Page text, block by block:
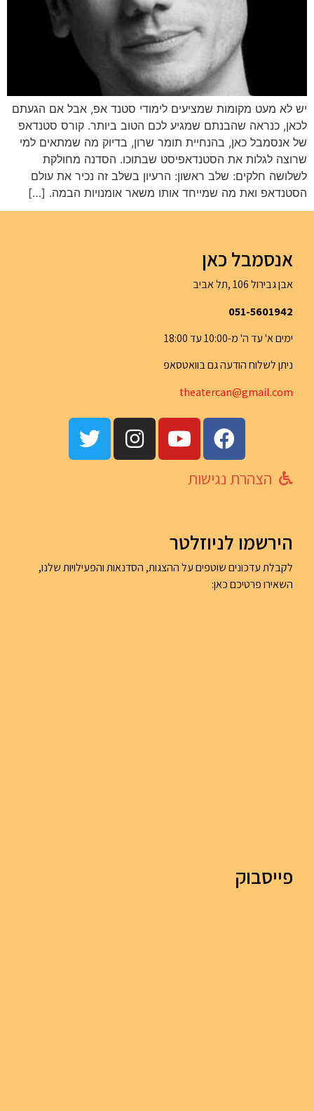
יש לא מעט מקומות שמציעים לימודי סטנד אפ, אבל אם הגעתם
לכאן, כנראה שהבנתם שמגיע לכם הטוב ביותר. קורס סטנדאפ
של אנסמבל כאן, בהנחיית תומר שרון, בדיוק מה שמתאים למי
שרוצה לגלות את הסטנדאפיסט שבתוכו. הסדנה מחולקת
לשלושה חלקים: שלב ראשון: הרעיון בשלב זה נכיר את עולם
הסטנדאפ ואת מה שמייחד אותו משאר אומנויות הבמה. […]
אנסמבל כאן
אבן גבירול 106 ,תל אביב
051-5601942
ימים א' עד ה' מ-10:00 עד 18:00
ניתן לשלוח הודעה גם בוואטסאפ
theatercan@gmail.com
הצהרת נגישות
הירשמו לניוזלטר
לקבלת עדכונים שוטפים על ההצגות, הסדנאות והפעילויות שלנו,
השאירו פרטיכם כאן:
פייסבוק